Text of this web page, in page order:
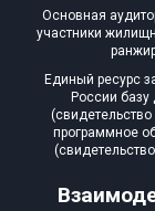
Основная
участники
Единый ресурс
России
программное